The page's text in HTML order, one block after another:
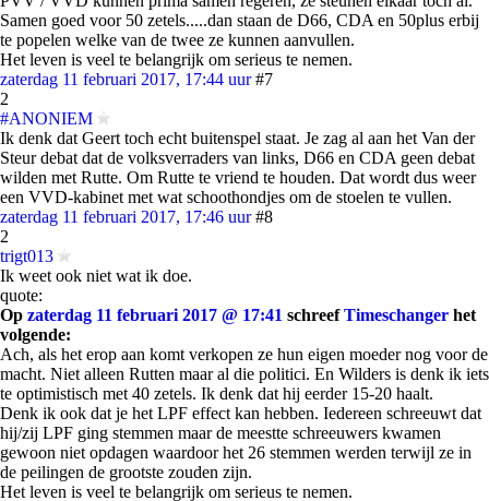
Samen goed voor 50 zetels.....dan staan de D66, CDA en 50plus erbij
te popelen welke van de twee ze kunnen aanvullen.
Het leven is veel te belangrijk om serieus te nemen.
zaterdag 11 februari 2017, 17:44 uur #7
2
#ANONIEM
Ik denk dat Geert toch echt buitenspel staat. Je zag al aan het Van der
Steur debat dat de volksverraders van links, D66 en CDA geen debat
wilden met Rutte. Om Rutte te vriend te houden. Dat wordt dus weer
een VVD-kabinet met wat schoothondjes om de stoelen te vullen.
zaterdag 11 februari 2017, 17:46 uur #8
2
trigt013
Ik weet ook niet wat ik doe.
quote:
Op zaterdag 11 februari 2017 @ 17:41 schreefTimeschanger het
volgende:
Ach, als het erop aan komt verkopen ze hun eigen moeder nog voor de
macht. Niet alleen Rutten maar al die politici. En Wilders is denk ik iets
te optimistisch met 40 zetels. Ik denk dat hij eerder 15-20 haalt.
Denk ik ook dat je het LPF effect kan hebben. Iedereen schreeuwt dat
hij/zij LPF ging stemmen maar de meestte schreeuwers kwamen
gewoon niet opdagen waardoor het 26 stemmen werden terwijl ze in
de peilingen de grootste zouden zijn.
Het leven is veel te belangrijk om serieus te nemen.